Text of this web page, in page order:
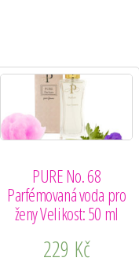
PURE No. 68
Parfémovaná voda pro
ženy Velikost: 50 ml
229 Kč